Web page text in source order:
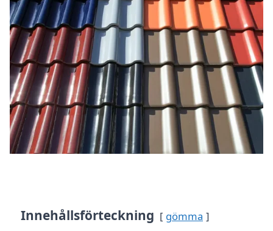
Innehållsförteckning gömma